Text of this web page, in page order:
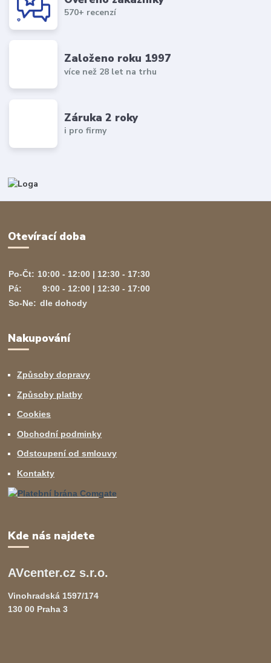
570+ recenzí
Založeno roku 1997
více než 28 let na trhu
Záruka 2 roky
i pro firmy
Otevírací doba
Po-Čt: 10:00 - 12:00 | 12:30 - 17:30
Pá:
9:00 - 12:00 | 12:30 - 17:00
So-Ne: dle dohody
Nakupování
Způsoby dopravy
Způsoby platby
Cookies
Obchodní podminky
Odstoupení od smlouvy
Kontakty
Kde nás najdete
AVcenter.cz s.r.o.
Vinohradská 1597/174
130 00 Praha 3